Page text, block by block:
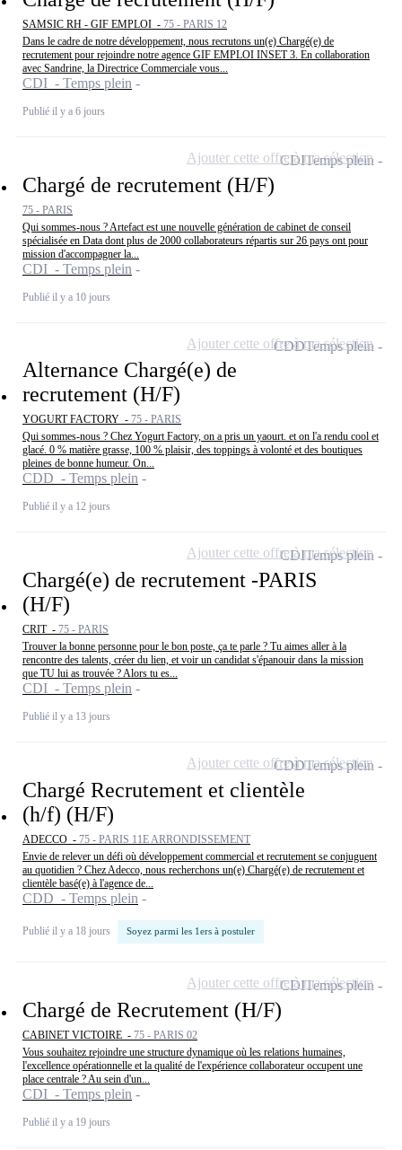
SAMSIC RH - GIF EMPLOI - 75 - PARIS 12
Dans le cadre de notre développement, nous recrutons un(e) Chargé(e) de
recrutement pour rejoindre notre agence GIF EMPLOI INSET 3. En collaboration
avec Sandrine, la Directrice Commerciale vous...
CDI - Temps plein
Publié il y a 6 jours
Chargé de recrutement (H/F)
75 - PARIS
Qui sommes-nous ? Artefact est une nouvelle génération de cabinet de conseil
spécialisée en Data dont plus de 2000 collaborateurs répartis sur 26 pays ont pour
mission d'accompagner la...
CDI - Temps plein
Publié il y a 10 jours
CDITemps plein
Ajouter cette offre à ma sélection
Alternance Chargé(e) de
recrutement (H/F)
YOGURT FACTORY - 75 - PARIS
Qui sommes-nous ? Chez Yogurt Factory, on a pris un yaourt. et on l'a rendu cool et
glacé. 0 % matière grasse, 100 % plaisir, des toppings à volonté et des boutiques
pleines de bonne humeur. On...
CDD - Temps plein
Publié il y a 12 jours
CDDTemps plein
Ajouter cette offre à ma sélection
Chargé(e) de recrutement -PARIS
(H/F)
CRIT - 75 - PARIS
Trouver la bonne personne pour le bon poste, ça te parle ? Tu aimes aller à la
rencontre des talents, créer du lien, et voir un candidat s'épanouir dans la mission
que TU lui as trouvée ? Alors tu es...
CDI - Temps plein
Publié il y a 13 jours
CDITemps plein
Ajouter cette offre à ma sélection
Chargé Recrutement et clientèle
(h/f) (H/F)
ADECCO - 75 - PARIS 11E ARRONDISSEMENT
Envie de relever un défi où développement commercial et recrutement se conjuguent
au quotidien ? Chez Adecco, nous recherchons un(e) Chargé(e) de recrutement et
clientèle basé(e) à l'agence de...
CDD - Temps plein
Publié il y a 18 jours Soyez parmi les 1ers à postuler
CDDTemps plein
Ajouter cette offre à ma sélection
Chargé de Recrutement (H/F)
CABINET VICTOIRE - 75 - PARIS 02
Vous souhaitez rejoindre une structure dynamique où les relations humaines,
l'excellence opérationnelle et la qualité de l'expérience collaborateur occupent une
place centrale ? Au sein d'un...
CDI - Temps plein
Publié il y a 19 jours
CDITemps plein
Ajouter cette offre à ma sélection